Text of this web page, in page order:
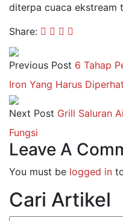
diterpa cuaca ekstream
Share:
Previous Post 6 Tahap
Iron Yang Harus
Next Post Grill Saluran
Fungsi
Leave A
You must be logged in
Cari Artikel